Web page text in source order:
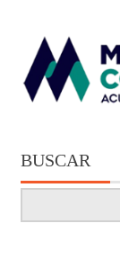
BUSCAR